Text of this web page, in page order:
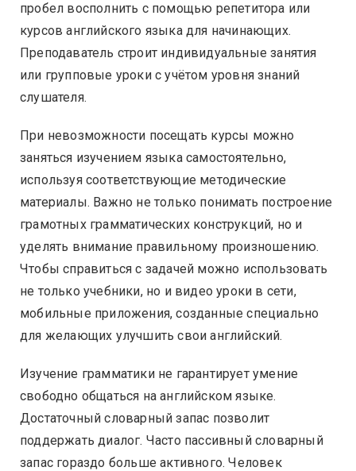
пробел восполнить с помощью репетитора или
курсов английского языка для начинающих.
Преподаватель строит индивидуальные занятия
или групповые уроки с учётом уровня знаний
слушателя.
При невозможности посещать курсы можно
заняться изучением языка самостоятельно,
используя соответствующие методические
материалы. Важно не только понимать построение
грамотных грамматических конструкций, но и
уделять внимание правильному произношению.
Чтобы справиться с задачей можно использовать
не только учебники, но и видео уроки в сети,
мобильные приложения, созданные специально
для желающих улучшить свои английский.
Изучение грамматики не гарантирует умение
свободно общаться на английском языке.
Достаточный словарный запас позволит
поддержать диалог. Часто пассивный словарный
запас гораздо больше активного. Человек